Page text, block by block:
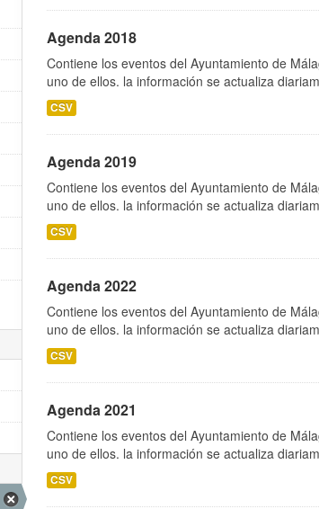
Agenda 2018
Contiene los eventos del Ayuntamiento de
uno de ellos. la información se actualiza
CSV
Agenda 2019
Contiene los eventos del Ayuntamiento de
uno de ellos. la información se actualiza
CSV
Agenda 2022
Contiene los eventos del Ayuntamiento de
uno de ellos. la información se actualiza
CSV
Agenda 2021
Contiene los eventos del Ayuntamiento de
uno de ellos. la información se actualiza
CSV